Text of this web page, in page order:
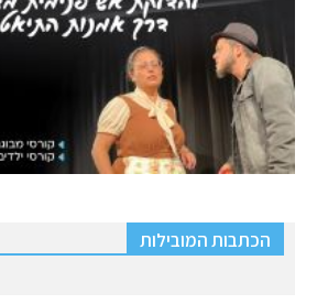
הכתבות המובילות